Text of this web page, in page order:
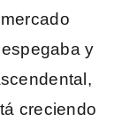
y
creciendo